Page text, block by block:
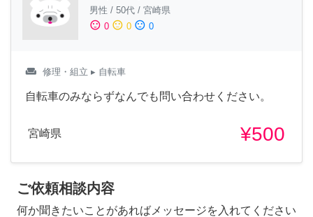
男性 / 50代 / 宮崎県
sentiment_satisfied 0 sentiment_neutral 0 sentiment_dissatisfied 0
weekend 修理・組立 ▸ 自転車
自転車のみならずなんでも問い合わせください。
宮崎県 ¥500
ご依頼相談内容
何か聞きたいことがあればメッセージを入れてください